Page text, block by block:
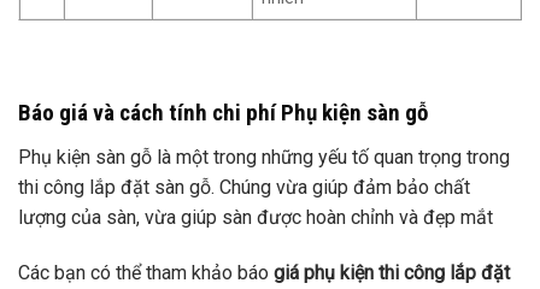
Báo giá và cách tính chi phí Phụ kiện sàn gỗ
Phụ kiện sàn gỗ là một trong những yếu tố quan trọng trong
thi công lắp đặt sàn gỗ. Chúng vừa giúp đảm bảo chất
lượng của sàn, vừa giúp sàn được hoàn chỉnh và đẹp mắt
Các bạn có thể tham khảo báo giá phụ kiện thi công lắp đặt